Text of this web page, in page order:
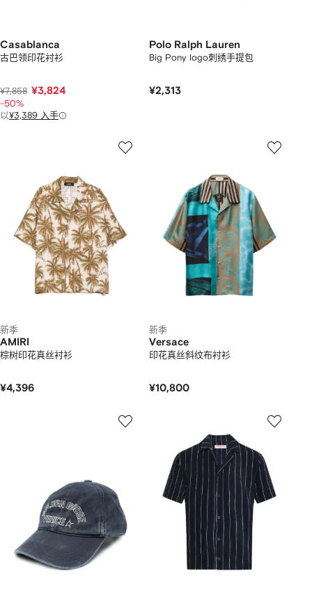
Casablanca
古巴领印花衬衫
¥7,858 ¥3,824
-50%
以¥3,389 入手
Polo Ralph Lauren
Big Pony logo刺绣手提包
¥2,313
新季
AMIRI
棕树印花真丝衬衫
¥4,396
新季
Versace
印花真丝斜纹布衬衫
¥10,800